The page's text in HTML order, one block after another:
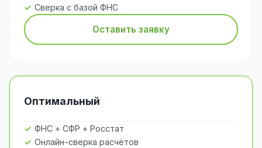
Сверка с базой ФНС
Оставить заявку
Оптимальный
ФНС + СФР + Росстат
Онлайн-сверка расчётов